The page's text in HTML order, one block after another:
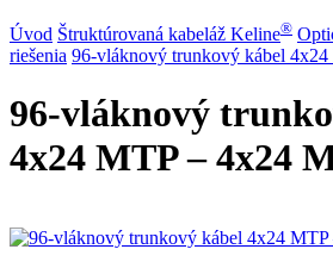
Úvod Štruktúrovaná kabeláž Keline®
riešenia 96-vláknový trunkový kábel
96-vláknový
4x24 MTP – 4x24